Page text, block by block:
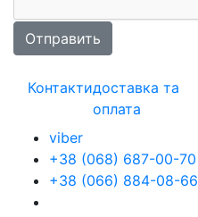
Контактидоставка та
оплата
viber
+38 (068) 687-00-70
+38 (066) 884-08-66